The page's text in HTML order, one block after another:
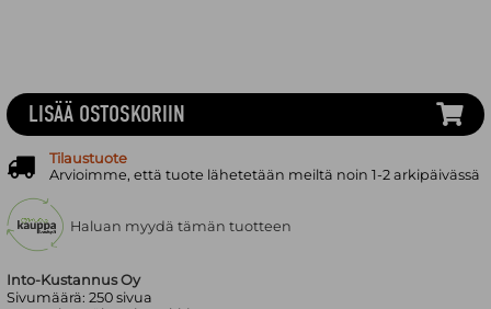
Into-Kustannus Oy
Sivumäärä:250 sivua
LISÄÄ OSTOSKORIIN
Tilaustuote
Arvioimme, että tuote lähetetään meiltä noin 1-2 arkipäivässä
Haluan myydä tämän tuotteen